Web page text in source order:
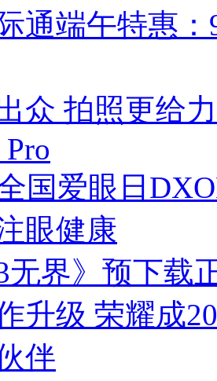
通端午特惠
众 拍照更给
国爱眼日
眼健康
3无界》预下
升级 荣耀成
伴